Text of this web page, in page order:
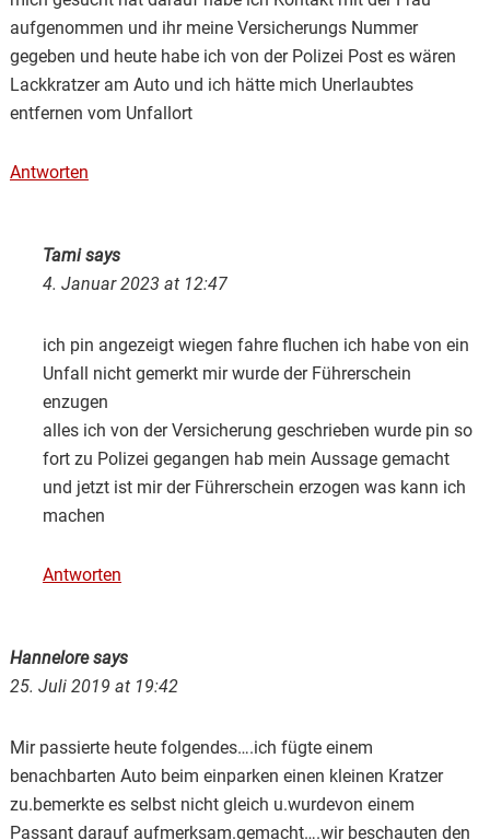
aufgenommen und ihr meine Versicherungs Nummer
gegeben und heute habe ich von der Polizei Post es wären
Lackkratzer am Auto und ich hätte mich Unerlaubtes
entfernen vom Unfallort
Antworten
Tamisays
4. Januar 2023 at 12:47
ich pin angezeigt wiegen fahre fluchen ich habe von ein
Unfall nicht gemerkt mir wurde der Führerschein
enzugen
alles ich von der Versicherung geschrieben wurde pin so
fort zu Polizei gegangen hab mein Aussage gemacht
und jetzt ist mir der Führerschein erzogen was kann ich
machen
Antworten
Hanneloresays
25. Juli 2019 at 19:42
Mir passierte heute folgendes….ich fügte einem
benachbarten Auto beim einparken einen kleinen Kratzer
zu.bemerkte es selbst nicht gleich u.wurdevon einem
Passant darauf aufmerksam.gemacht….wir beschauten den